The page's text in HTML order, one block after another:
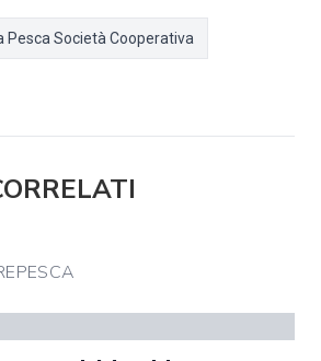
Pesca Società Cooperativa